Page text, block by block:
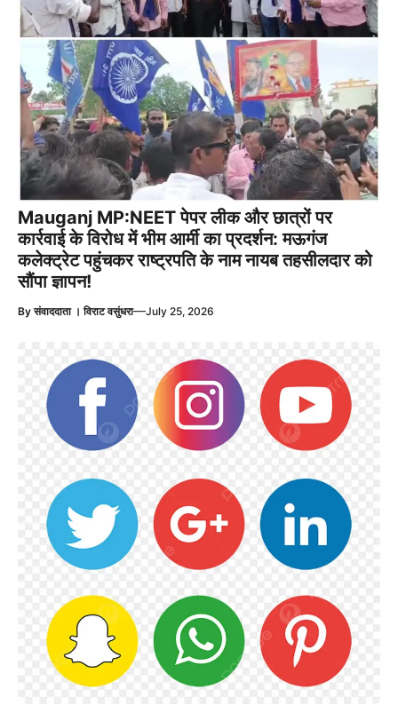
Mauganj MP:NEET पेपर लीक और छात्रों पर
कार्रवाई के विरोध में भीम आर्मी का प्रदर्शन: मऊगंज
कलेक्ट्रेट पहुंचकर राष्ट्रपति के नाम नायब तहसीलदार को
सौंपा ज्ञापन!
Byसंवाददाता । विराट वसुंधरा—July 25, 2026